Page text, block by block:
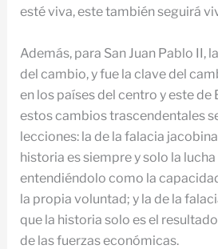
esté viva, este también seguirá
Además, para San Juan Pablo II,
del cambio, y fue la clave del
en los países del centro y este de
estos cambios trascendentales
lecciones: la de la falacia
historia es siempre y solo la
entendiéndolo como la
la propia voluntad; y la de la
que la historia solo es el
de las fuerzas económicas.